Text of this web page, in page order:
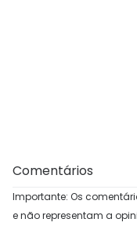
Comentários
Importante: Os
e não representam a